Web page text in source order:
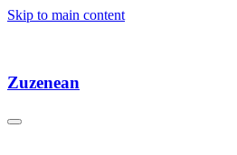
Skip to main content
Zuzenean